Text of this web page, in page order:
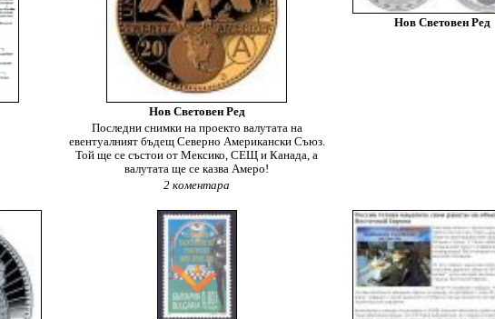
Нов Световен Ред
Последни снимки на проекто валутата на
евентуалният бъдещ Северно Американски Съюз.
Той ще се състои от Мексико, СЕЩ и Канада, а
валутата ще се казва Амеро!
2 коментара
Нов Световен Ред